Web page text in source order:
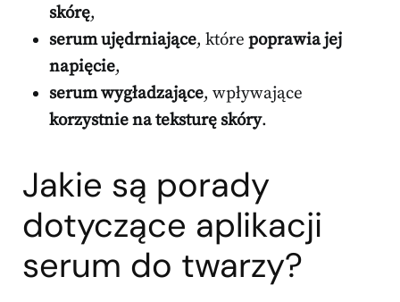
skórę,
serum ujędrniające, które poprawia jej
napięcie,
serum wygładzające, wpływające
korzystnie na teksturę skóry.
Jakie są porady
dotyczące aplikacji
serum do twarzy?